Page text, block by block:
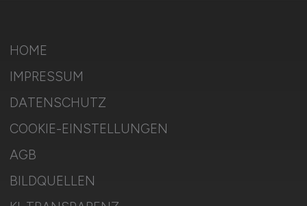
HOME
IMPRESSUM
DATENSCHUTZ
COOKIE-EINSTELLUNGEN
AGB
BILDQUELLEN